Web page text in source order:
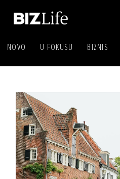
NOVO U FOKUSU BIZNIS